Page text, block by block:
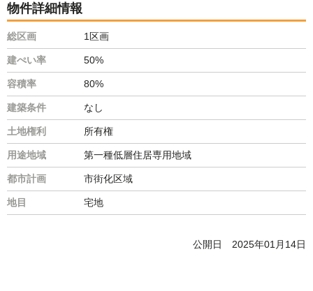
物件詳細情報
総区画 1区画
建ぺい率 50%
容積率 80%
建築条件 なし
土地権利 所有権
用途地域 第一種低層住居専用地域
都市計画 市街化区域
地目 宅地
公開日 2025年01月14日